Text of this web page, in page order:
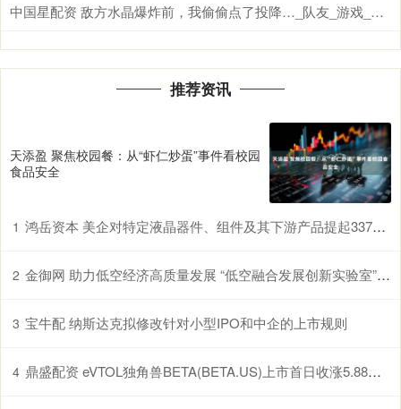
中国星配资 敌方水晶爆炸前，我偷偷点了投降…_队友_游戏_因为
推荐资讯
天添盈 聚焦校园餐：从“虾仁炒蛋”事件看校园
食品安全
1 鸿岳资本 美企对特定液晶器件、组件及其下游产品提起337调查申请，多家中企为列名被告
2 金御网 助力低空经济高质量发展 “低空融合发展创新实验室”在鄂揭牌
3 宝牛配 纳斯达克拟修改针对小型IPO和中企的上市规则
4 鼎盛配资 eVTOL独角兽BETA(BETA.US)上市首日收涨5.88% 市值超越Archer